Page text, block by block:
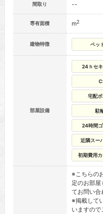
間取り --
専有面積 m2
建物特徴 ペッ
部屋設備
24ｈセ
宅配
駐
24時間
近隣スー
初期費用
※こちらの
定のお部
てお問い合
※掲載して
いますので